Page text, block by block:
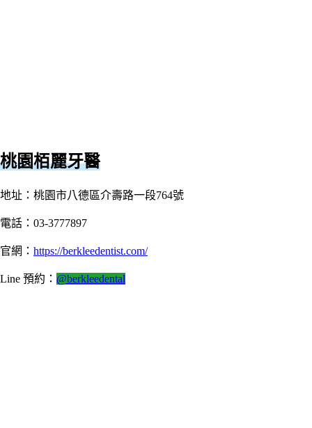
桃園栢麗牙醫
地址：桃園市八德區介壽路一段764號
電話：03-3777897
官網： https://berkleedentist.com/
Line 預約： @berkleedental